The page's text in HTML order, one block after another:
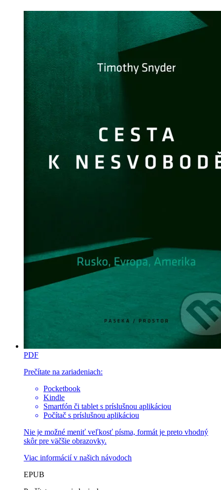
PDF
Prečítate na zariadeniach:
Pocketbook
Kindle
Smartfón či tablet s príslušnou aplikáciou
Počítač s príslušnou aplikáciou
Nie je možné meniť veľkosť písma, formát je preto vhodný
skôr pre väčšie obrazovky.
Viac informácií v našich návodoch
EPUB